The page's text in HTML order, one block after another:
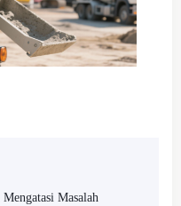
Masalah